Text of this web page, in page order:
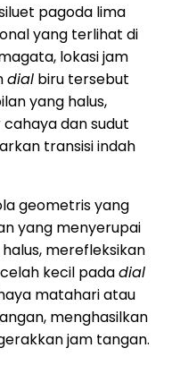
pagoda lima
yang terlihat di
lokasi jam
dial biru tersebut
yang halus,
dan sudut
transisi indah
geometris yang
yang menyerupai
merefleksikan
kecil padadial
matahari atau
menghasilkan
jam tangan.